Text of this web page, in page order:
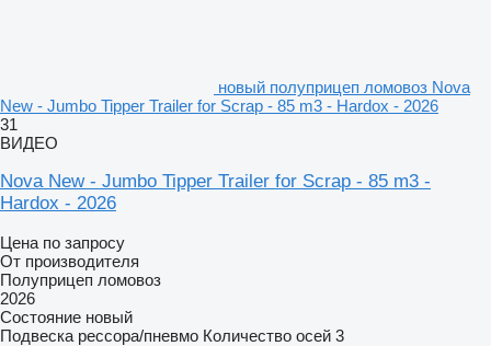
новый полуприцеп ломовоз Nova
New - Jumbo Tipper Trailer for Scrap - 85 m3 - Hardox - 2026
31
ВИДЕО
Nova New - Jumbo Tipper Trailer for Scrap - 85 m3 -
Hardox - 2026
Цена по запросу
От производителя
Полуприцеп ломовоз
2026
Состояние новый
Подвеска рессора/пневмо Количество осей 3